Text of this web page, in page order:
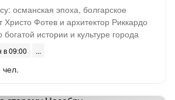
османская эпоха, болгарское
Христо Фотев и архитектор Риккардо
истории и культуре города
в 09:00
чел.